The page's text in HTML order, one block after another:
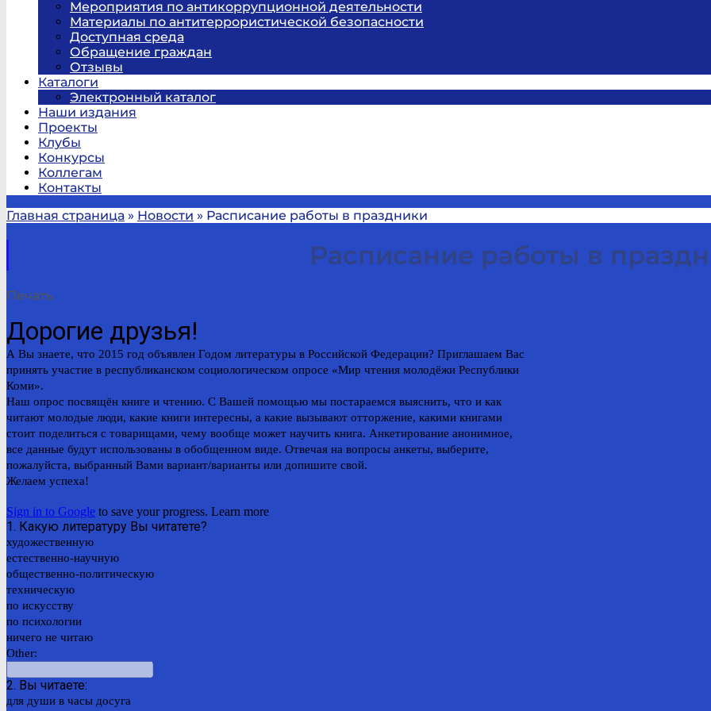
Мероприятия по антикоррупционной деятельности
Материалы по антитеррористической безопасности
Доступная среда
Обращение граждан
Отзывы
Каталоги
Электронный каталог
Наши издания
Проекты
Клубы
Конкурсы
Коллегам
Контакты
Главная страница » Новости » Расписание работы в праздники
Расписание работы в
Печать